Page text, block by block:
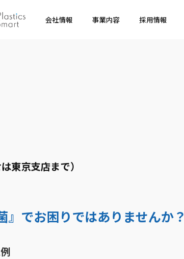
会社情報 事業内容 採用情報
東京支店まで）
』でお困りではありませんか？